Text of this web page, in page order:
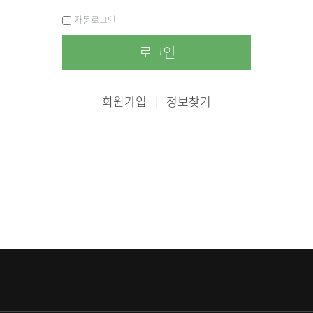
자동로그인
로그인
회원가입 | 정보찾기